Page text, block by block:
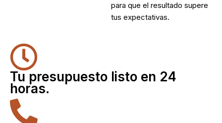
para que el resultado supere
tus expectativas.
Tu presupuesto listo en 24
horas.